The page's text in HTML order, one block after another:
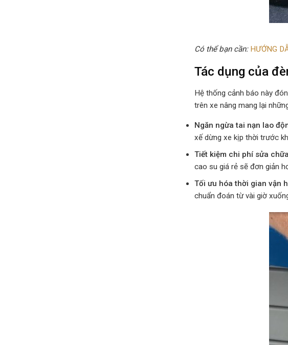
Có thể bạn cần: HƯỚNG
Tác dụng của
Hệ thống cảnh báo này
trên xe nâng mang lại
Ngăn ngừa tai nạn lao
xế dừng xe kịp thời trước
Tiết kiệm chi phí sửa chữa
cao su giá rẻ sẽ đơn giản
Tối ưu hóa thời gian vận
chuẩn đoán từ vài giờ